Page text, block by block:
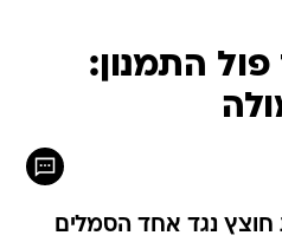
התמנון:
חוצץ נגד אחד הסמלים